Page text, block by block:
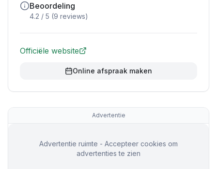
Beoordeling
4.2 / 5 (9 reviews)
Officiële website
Online afspraak maken
Advertentie
Advertentie ruimte - Accepteer cookies om
advertenties te zien